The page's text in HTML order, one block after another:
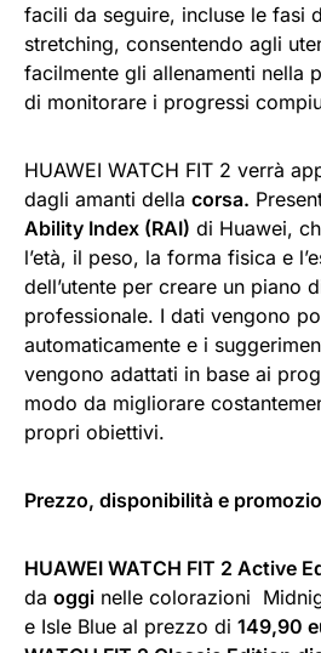
facili da seguire, incluse le fasi
stretching, consentendo agli
facilmente gli allenamenti nella
di monitorare i progressi
HUAWEI WATCH FIT 2 verrà
dagli amanti della corsa.
Ability Index (RAI) di Huawei,
l’età, il peso, la forma fisica e
dell’utente per creare un piano
professionale. I dati vengono
automaticamente e i
vengono adattati in base ai
modo da migliorare
propri obiettivi.
Prezzo, disponibilità e
HUAWEI WATCH FIT 2 Active
da oggi nelle colorazioni
e Isle Blue al prezzo di 149,90